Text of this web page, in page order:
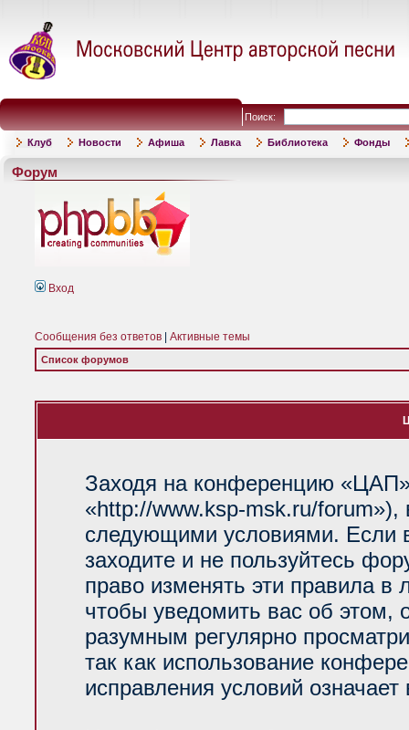
Поиск:
Клуб Новости Афиша Лавка Библиотека Фонды
Форум
Вход
Сообщения без ответов Активные темы
Список форумов
Заходя на конференцию
«http://www.ksp-msk.ru/forum»),
следующими условиями. Если
заходите и не пользуйтесь
право изменять эти правила
чтобы уведомить вас об
разумным регулярно
так как использование
исправления условий